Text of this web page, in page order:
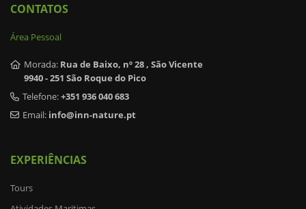
CONTATOS
Área Pessoal
Morada: Rua de Baixo, nº 28 , São Vicente
9940 - 251 São Roque do Pico
Telefone:+351 936 040 683
Email: info@inn-nature.pt
EXPERIÊNCIAS
Tours